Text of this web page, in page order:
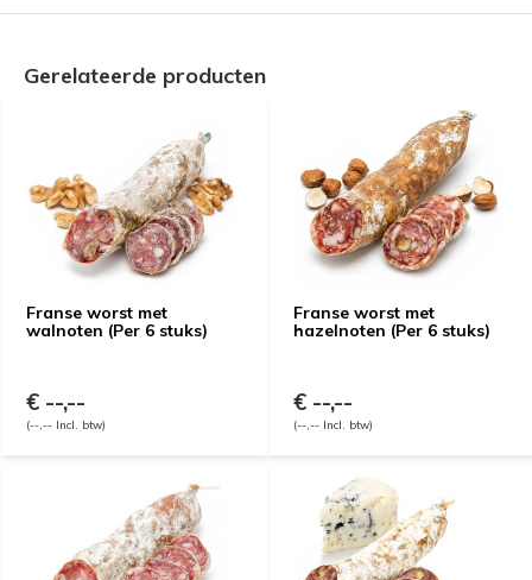
Gerelateerde producten
Franse worst met
walnoten (Per 6 stuks)
€ --,--
(--,-- Incl. btw)
Franse worst met
hazelnoten (Per 6 stuks)
€ --,--
(--,-- Incl. btw)